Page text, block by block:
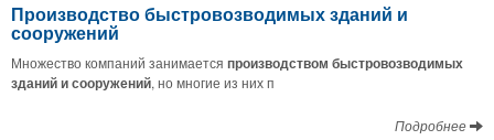
Производство быстровозводимых зданий и
сооружений
Множество компаний занимается производством быстровозводимых
зданий и сооружений, но многие из них п
Подробнее